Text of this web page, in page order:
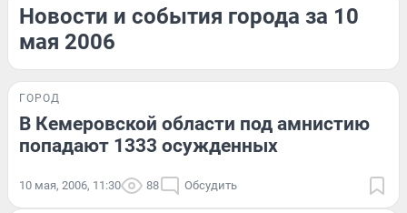
Новости и события города за 10
мая 2006
ГОРОД
В Кемеровской области под амнистию
попадают 1333 осужденных
10 мая, 2006, 11:30 88 Обсудить